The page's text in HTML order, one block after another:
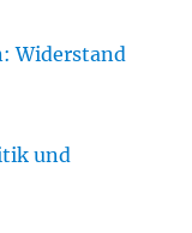
Widerstand
und